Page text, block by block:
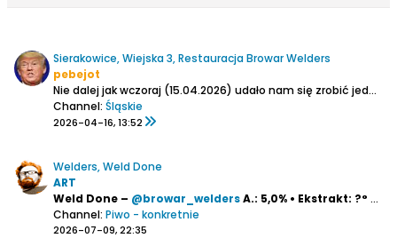
Sierakowice, Wiejska 3, Restauracja Browar Welders
pebejot
Nie dalej jak wczoraj (15.04.2026) udało nam się zrobić jednodniowy wyjazd z Warszawy do browaru i restauracji firmowej Welders.
Channel: Śląskie
2026-04-16, 13:52
Welders, Weld Done
ART
Weld Done – @browar_weldersA.: 5,0% • Ekstrakt: ?° P • IBU: ?
Channel: Piwo - konkretnie
2026-07-09, 22:35